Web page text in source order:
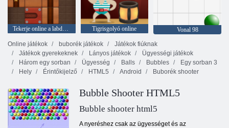
Tekerje online a labdát 2 Tigrisgolyó online
Vonal 98
Online játékok
buborék játékok
Játékok fiúknak
Játékok gyerekeknek
Lányos játékok
Ügyességi játékok
Három egy sorban
Ügyesség Balls Bubbles
Egy sorban 3
Hely
Érintőkijelző HTML5 Android Buborék shooter
Bubble Shooter HTML5
Bubble shooter html5
A nyeréshez csak az ügyességet és az